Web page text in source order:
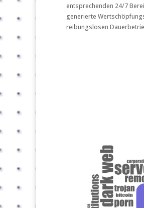
entsprechenden 24/7
generierte
reibungslosen